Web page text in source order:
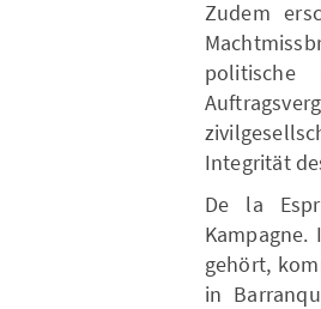
Zudem
politische
Integrität
De la
gehört,
in